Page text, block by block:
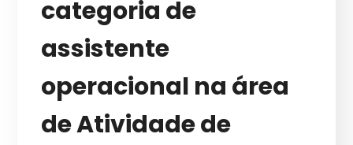
categoria de
assistente
operacional na área
de Atividade de